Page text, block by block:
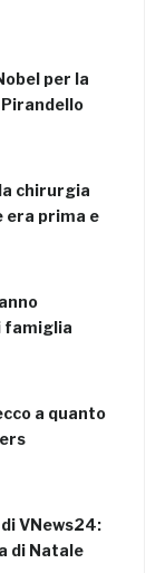
per la
chirurgia
era prima e
famiglia
a quanto
VNews24:
di Natale